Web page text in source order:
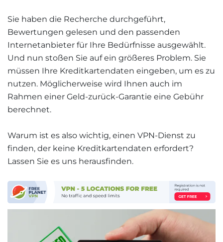
Sie haben die Recherche durchgeführt,
Bewertungen gelesen und den passenden
Internetanbieter für Ihre Bedürfnisse ausgewählt.
Und nun stoßen Sie auf ein größeres Problem. Sie
müssen Ihre Kreditkartendaten eingeben, um es zu
nutzen. Möglicherweise wird Ihnen auch im
Rahmen einer Geld-zurück-Garantie eine Gebühr
berechnet.
Warum ist es also wichtig, einen VPN-Dienst zu
finden, der keine Kreditkartendaten erfordert?
Lassen Sie es uns herausfinden.